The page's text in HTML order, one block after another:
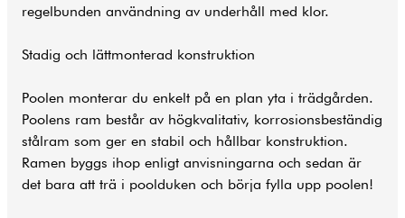
regelbunden användning av underhåll med klor.
Stadig och lättmonterad konstruktion
Poolen monterar du enkelt på en plan yta i trädgården.
Poolens ram består av högkvalitativ, korrosionsbeständig
stålram som ger en stabil och hållbar konstruktion.
Ramen byggs ihop enligt anvisningarna och sedan är
det bara att trä i poolduken och börja fylla upp poolen!